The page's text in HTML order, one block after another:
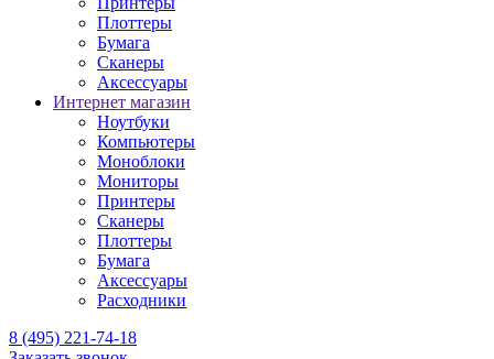
Плоттеры
Бумага
Сканеры
Аксессуары
Интернет магазин
Ноутбуки
Компьютеры
Моноблоки
Мониторы
Принтеры
Сканеры
Плоттеры
Бумага
Аксессуары
Расходники
8 (495) 221-74-18